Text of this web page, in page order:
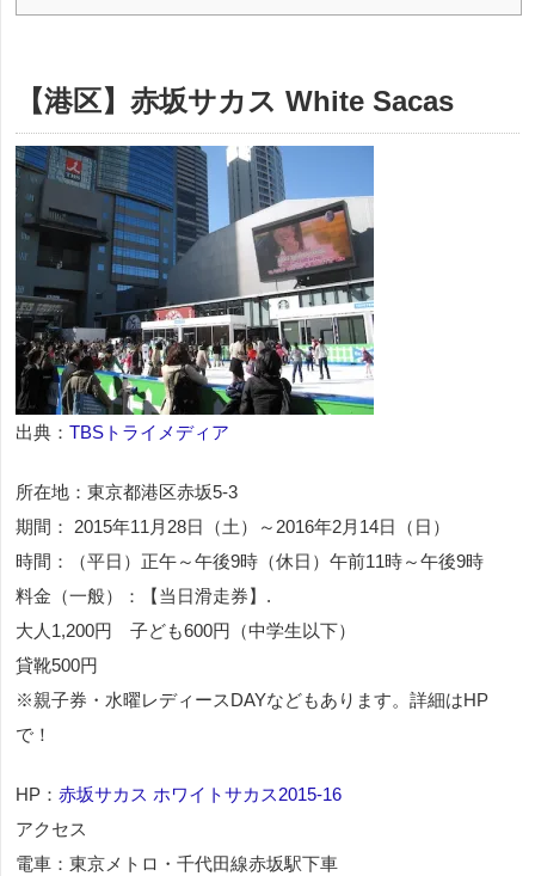
【港区】赤坂サカス White Sacas
出典： TBSトライメディア
所在地：東京都港区赤坂5-3
期間： 2015年11月28日（土）～2016年2月14日（日）
時間：（平日）正午～午後9時（休日）午前11時～午後9時
料金（一般）：【当日滑走券】.
大人1,200円 子ども600円（中学生以下）
貸靴500円
※親子券・水曜レディースDAYなどもあります。詳細はHP
で！
HP： 赤坂サカス ホワイトサカス2015‐16
アクセス
電車：東京メトロ・千代田線赤坂駅下車